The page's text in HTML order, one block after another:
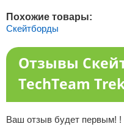
Похожие товары:
Скейтборды
Отзывы
TechTeam
Ваш отзыв будет первым! !